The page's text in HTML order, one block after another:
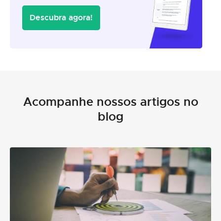
Descubra agora!
Acompanhe nossos artigos no
blog